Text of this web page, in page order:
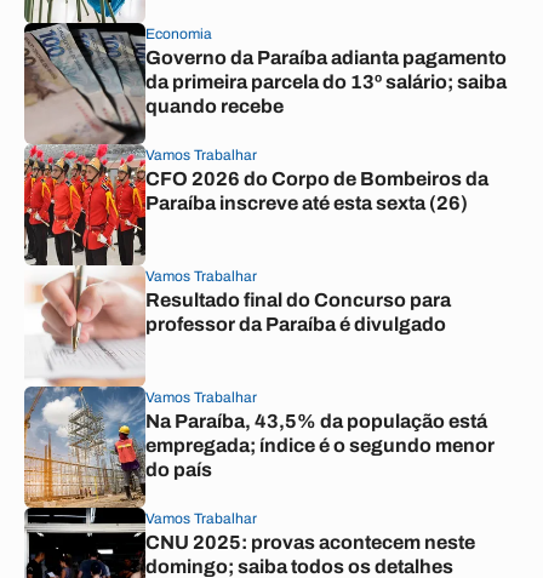
Economia
Governo da Paraíba adianta pagamento
da primeira parcela do 13º salário; saiba
quando recebe
Vamos Trabalhar
CFO 2026 do Corpo de Bombeiros da
Paraíba inscreve até esta sexta (26)
Vamos Trabalhar
Resultado final do Concurso para
professor da Paraíba é divulgado
Vamos Trabalhar
Na Paraíba, 43,5% da população está
empregada; índice é o segundo menor
do país
Vamos Trabalhar
CNU 2025: provas acontecem neste
domingo; saiba todos os detalhes